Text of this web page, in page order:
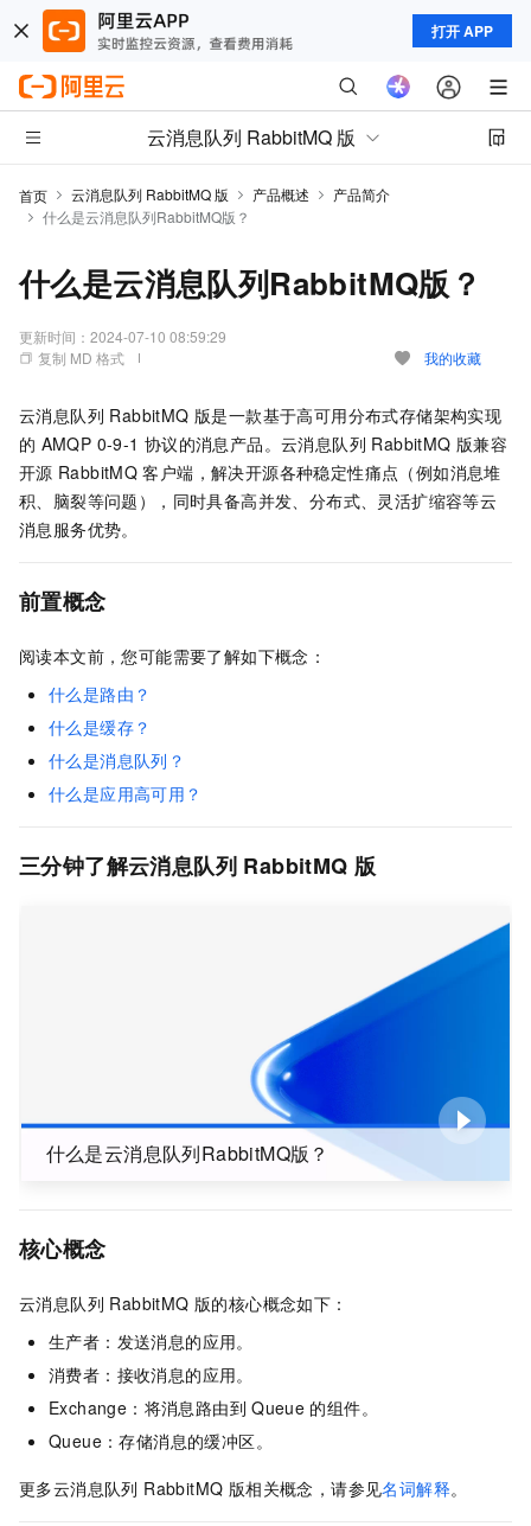
打开 APP
云消息队列 RabbitMQ 版
首页 云消息队列 RabbitMQ 版 产品概述
产品简介
什么是云消息队列RabbitMQ版？
什么是云消息队列RabbitMQ版？
更新时间： 2024-07-10 08:59:29
复制 MD 格式
我的收藏
云消息队列 RabbitMQ 版是一款基于高可用分布式存储架构实现
的 AMQP 0-9-1 协议的消息产品。 云消息队列 RabbitMQ 版兼容
开源 RabbitMQ 客户端，解决开源各种稳定性痛点（例如消息堆
积、脑裂等问题），同时具备高并发、分布式、灵活扩缩容等云
消息服务优势。
前置概念
阅读本文前，您可能需要了解如下概念：
什么是路由？
什么是缓存？
什么是消息队列？
什么是应用高可用？
三分钟了解云消息队列 RabbitMQ 版
什么是云消息队列RabbitMQ版？
核心概念
云消息队列 RabbitMQ 版的核心概念如下：
生产者：发送消息的应用。
消费者：接收消息的应用。
Exchange：将消息路由到 Queue 的组件。
Queue：存储消息的缓冲区。
更多云消息队列 RabbitMQ 版相关概念，请参见名词解释。